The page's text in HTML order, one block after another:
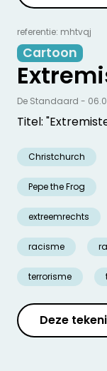
referentie: mhtvqj
Cartoon
Titel:
Christchurch
Pepe the Frog
extreemrechts
racisme
terrorisme
De Standaard -
Deze